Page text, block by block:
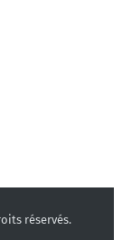
réservés.